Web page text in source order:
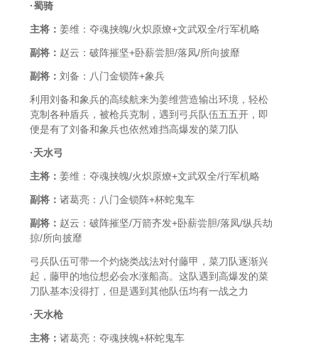
·蜀骑
主将：姜维：夺魂挟魄/火炽原燎+文武双全/行军机略
副将： 赵云：破阵摧坚+卧薪尝胆/落凤/所向披靡
副将：刘备：八门金锁阵+象兵
利用刘备和象兵的高续航来为姜维营造输出环境，轻松
克制各种盾兵，被枪兵克制，遇到弓兵队伍五五开，即
便是有了刘备和象兵也依然难挡高爆发的菜刀队
·天水弓
主将：姜维：夺魂挟魄/火炽原燎+文武双全/行军机略
副将：诸葛亮：八门金锁阵+杯蛇鬼车
副将： 赵云：破阵摧坚/万箭齐发+卧薪尝胆/落凤/纵兵劫
掠/所向披靡
弓兵队伍可带一个灼烧类战法对付藤甲，菜刀队逐渐兴
起，藤甲的地位想必会水涨船高。这队遇到高爆发的菜
刀队基本没得打，但是遇到其他队伍均有一战之力
·天水枪
主将：诸葛亮：夺魂挟魄+杯蛇鬼车